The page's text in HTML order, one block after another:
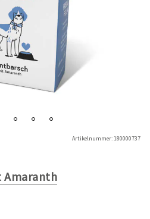
Artikelnummer:180000737
Amaranth